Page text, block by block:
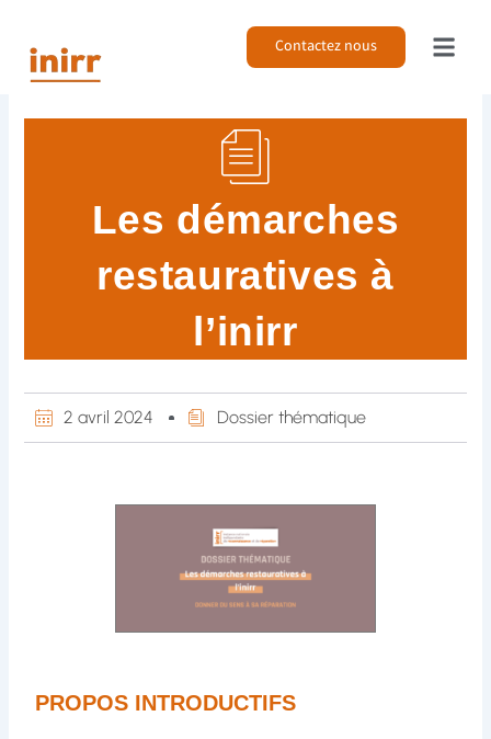
contenu
Contactez nous
Les démarches
restauratives à
l’inirr
2 avril 2024 Dossier thématique
PROPOS INTRODUCTIFS